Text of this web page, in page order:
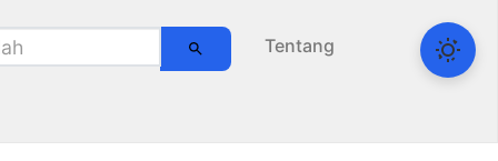
Tentang